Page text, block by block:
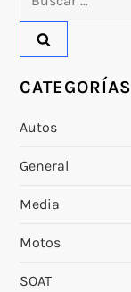
CATEGORÍAS
Autos
General
Media
Motos
SOAT